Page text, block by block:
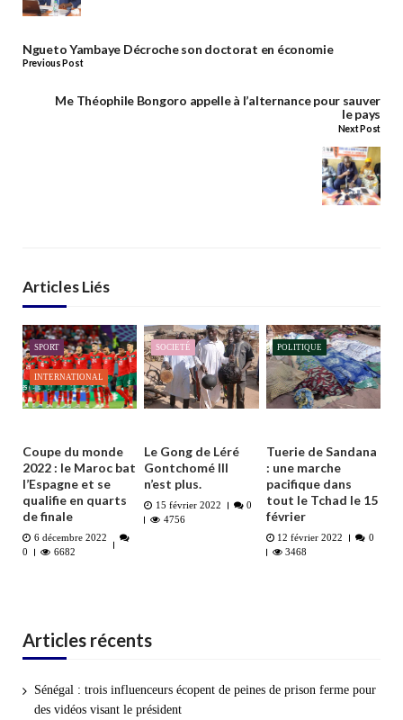
Ngueto Yambaye Décroche son doctorat en économie
Previous Post
Me Théophile Bongoro appelle à l’alternance pour sauver
le pays
Next Post
Articles Liés
SPORT
INTERNATIONAL
Coupe du monde
2022 : le Maroc bat
l’Espagne et se
qualifie en quarts
de finale
6 décembre 2022
0
6682
SOCIETÉ
Le Gong de Léré
Gontchomé III
n’est plus.
15 février 2022
0
4756
POLITIQUE
Tuerie de Sandana
: une marche
pacifique dans
tout le Tchad le 15
février
12 février 2022
0
3468
Articles récents
Sénégal : trois influenceurs écopent de peines de prison ferme pour
des vidéos visant le président